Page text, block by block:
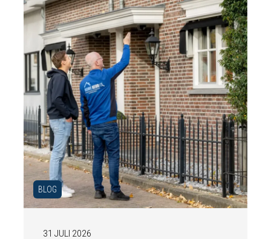
BLOG
31 JULI 2026